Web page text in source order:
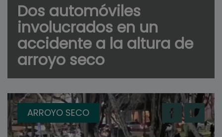
Dos automóviles
involucrados en un
accidente a la altura de
arroyo seco
ARROYO SECO